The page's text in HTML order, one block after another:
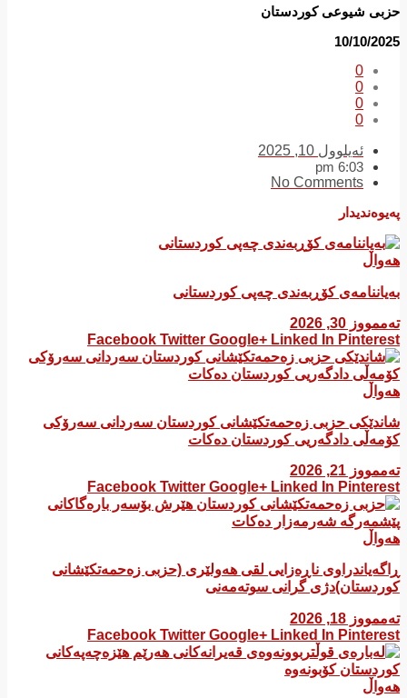
حزبی شیوعی كوردستان
10/10/2025
0
0
0
0
ئەیلوول 10, 2025
6:03 pm
No Comments
پەیوەندیدار
هەواڵ
بەیاننامەی کۆڕبەندی چەپی کوردستانی
تەممووز 30, 2026
Facebook Twitter Google+ Linked In Pinterest
هەواڵ
شاندێکی حزبی زەحمەتکێشانی کوردستان سەردانی سەرۆکی
کۆمەڵی دادگەریی کوردستان دەکات
تەممووز 21, 2026
Facebook Twitter Google+ Linked In Pinterest
هەواڵ
ڕاگەیاندراوی ناڕەزایی لقی هەولێری (حزبی زەحمەتکێشانی
کوردستان)دژی گرانی سوتەمەنی
تەممووز 18, 2026
Facebook Twitter Google+ Linked In Pinterest
هەواڵ